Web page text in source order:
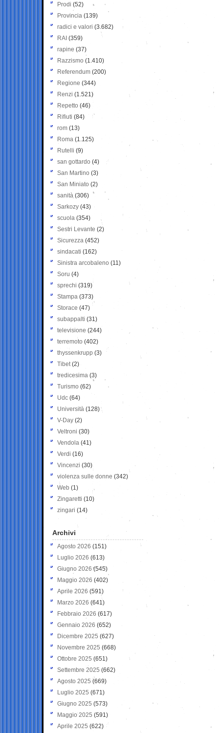
Prodi (52)
Provincia (139)
radici e valori (3.682)
RAI (359)
rapine (37)
Razzismo (1.410)
Referendum (200)
Regione (344)
Renzi (1.521)
Repetto (46)
Rifiuti (84)
rom (13)
Roma (1.125)
Rutelli (9)
san gottardo (4)
San Martino (3)
San Miniato (2)
sanità (306)
Sarkozy (43)
scuola (354)
Sestri Levante (2)
Sicurezza (452)
sindacati (162)
Sinistra arcobaleno (11)
Soru (4)
sprechi (319)
Stampa (373)
Storace (47)
subappalti (31)
televisione(244)
terremoto (402)
thyssenkrupp (3)
Tibet(2)
tredicesima (3)
Turismo (62)
Udc (64)
Università (128)
V-Day (2)
Veltroni (30)
Vendola (41)
Verdi (16)
Vincenzi (30)
violenza sulle donne (342)
Web (1)
Zingaretti (10)
zingari (14)
Archivi
Agosto 2026 (151)
Luglio 2026 (613)
Giugno 2026 (545)
Maggio 2026 (402)
Aprile 2026 (591)
Marzo 2026 (641)
Febbraio 2026 (617)
Gennaio 2026 (652)
Dicembre 2025 (627)
Novembre 2025 (668)
Ottobre 2025 (651)
Settembre 2025 (662)
Agosto 2025 (669)
Luglio 2025 (671)
Giugno 2025 (573)
Maggio 2025 (591)
Aprile 2025 (622)